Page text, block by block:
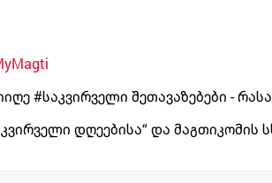
#საკვირველი შეთავაზებები -
დღეებისა“ და მაგთიკომის